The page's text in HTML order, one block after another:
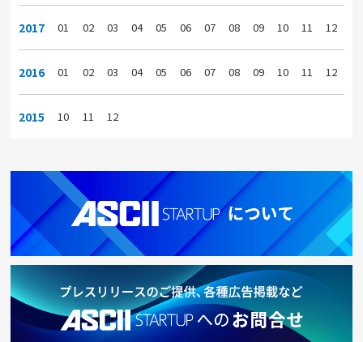
2017 01 02 03 04 05 06 07 08 09 10 11 12
2016 01 02 03 04 05 06 07 08 09 10 11 12
2015 10 11 12